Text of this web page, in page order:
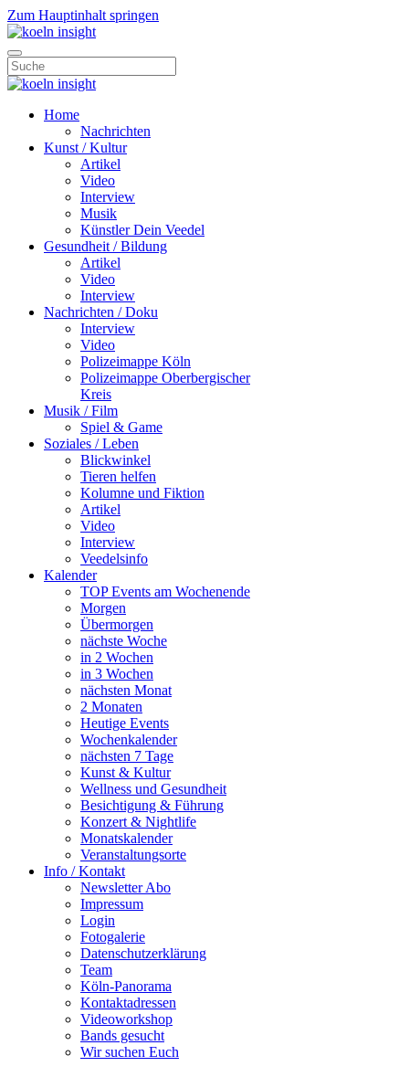
Zum Hauptinhalt springen
Home
Nachrichten
Kunst / Kultur
Artikel
Video
Interview
Musik
Künstler Dein Veedel
Gesundheit / Bildung
Artikel
Video
Interview
Nachrichten / Doku
Interview
Video
Polizeimappe Köln
Polizeimappe Oberbergischer
Kreis
Musik / Film
Spiel & Game
Soziales / Leben
Blickwinkel
Tieren helfen
Kolumne und Fiktion
Artikel
Video
Interview
Veedelsinfo
Kalender
TOP Events am Wochenende
Morgen
Übermorgen
nächste Woche
in 2 Wochen
in 3 Wochen
nächsten Monat
2 Monaten
Heutige Events
Wochenkalender
nächsten 7 Tage
Kunst & Kultur
Wellness und Gesundheit
Besichtigung & Führung
Konzert & Nightlife
Monatskalender
Veranstaltungsorte
Info / Kontakt
Newsletter Abo
Impressum
Login
Fotogalerie
Datenschutzerklärung
Team
Köln-Panorama
Kontaktadressen
Videoworkshop
Bands gesucht
Wir suchen Euch